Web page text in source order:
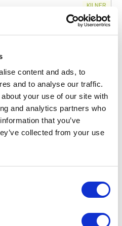
content and ads, to
and to analyse our traffic.
your use of our site with
and analytics partners who
that you’ve
collected from your use
KILNER
BEURRIERS
ML